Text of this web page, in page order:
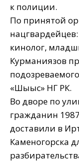
к полиции.
По принятой
кинолог,
Курманиязов
«Шығыс» НГ РК.
Во дворе по
гражданин
доставили в
Каменогорска